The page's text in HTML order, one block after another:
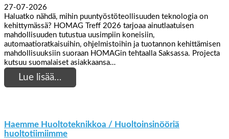
27-07-2026
Haluatko nähdä, mihin puuntyöstöteollisuuden teknologia on
kehittymässä? HOMAG Treff 2026 tarjoaa ainutlaatuisen
mahdollisuuden tutustua uusimpiin koneisiin,
automaatioratkaisuihin, ohjelmistoihin ja tuotannon kehittämisen
mahdollisuuksiin suoraan HOMAGin tehtaalla Saksassa. Projecta
kutsuu suomalaiset asiakkaansa…
Lue lisää…
Haemme Huoltoteknikkoa / Huoltoinsinööriä
huoltotiimiimme